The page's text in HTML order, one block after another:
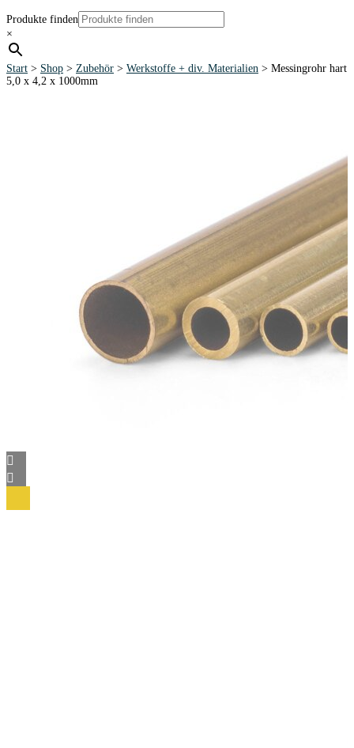
Produkte finden
×
Start > Shop > Zubehör > Werkstoffe + div. Materialien > Messingrohr hart
5,0 x 4,2 x 1000mm